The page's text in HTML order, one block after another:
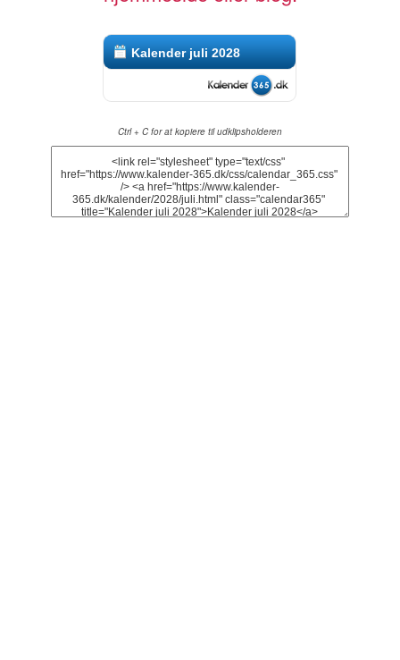
Kalender juli 2028
Ctrl + C for at kopiere til udklipsholderen